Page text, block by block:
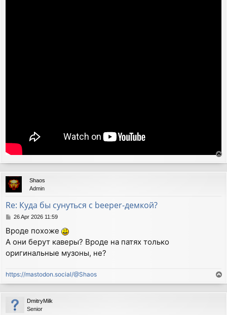
o
p
Shaos
Admin
Re: Куда бы сунуться с beeper-демкой?
P
s
26 Apr 2026 11:59
Вроде похоже
А они берут каверы? Вроде на патях только
оригинальные музоны, не?
https://mastodon.social/@Shaos
o
p
DmitryMilk
Senior